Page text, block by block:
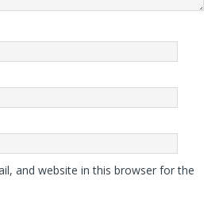
and website in this browser for the